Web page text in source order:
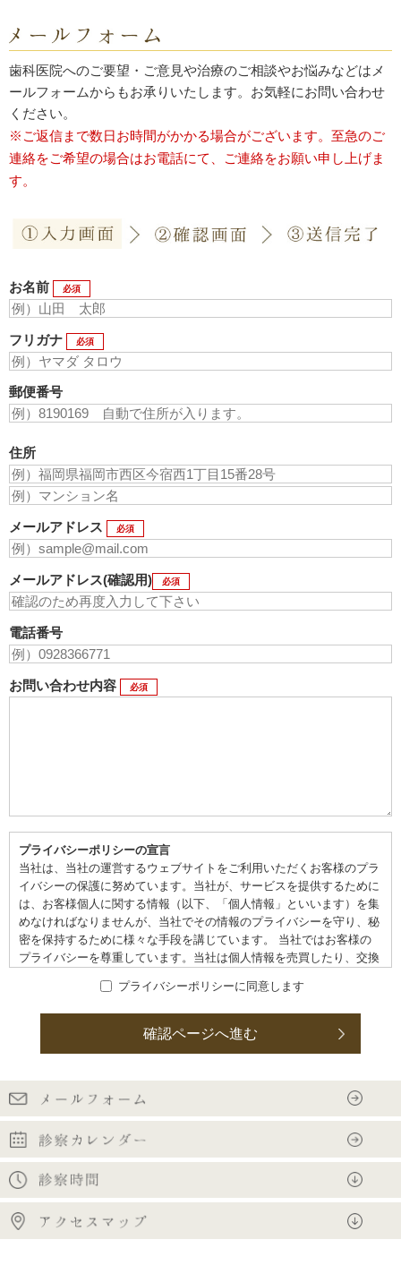
歯科医院へのご要望・ご意見や治療のご相談やお悩みなどはメ
ールフォームからもお承りいたします。お気軽にお問い合わせ
ください。
※ご返信まで数日お時間がかかる場合がございます。至急のご
連絡をご希望の場合はお電話にて、ご連絡をお願い申し上げま
す。
お名前 必須
フリガナ 必須
郵便番号
住所
メールアドレス 必須
メールアドレス(確認用) 必須
電話番号
お問い合わせ内容 必須
プライバシーポリシーの宣言
当社は、当社の運営するウェブサイトをご利用いただくお客様のプラ
イバシーの保護に努めています。当社が、サービスを提供するために
は、お客様個人に関する情報（以下、「個人情報」といいます）を集
めなければなりませんが、当社でその情報のプライバシーを守り、秘
密を保持するために様々な手段を講じています。 当社ではお客様の
プライバシーを尊重しています。当社は個人情報を売買したり、交換
ん。このウェブサイトをご利用になり、個人情報を供与することで、
あなたはこのプライバシーポリシーに説明されている個人情報の取り
扱い等について受諾し、承認したものとみなされます。
個人情報収集の目的
・当社がお客様に提供するサービスにおいて利用するため
・お客様に合ったサービスや新しい商品などの情報を的確にお知らせ
・必要に応じてお客様に連絡を行なうため
個人情報の開示
下記の場合には、お客様の事前の同意なく当社はお客様の個人情報を
喚状、令状、命令等によって要求された場合 人の生命、身体または
プライバシーポリシーに同意します
確認ページへ進む